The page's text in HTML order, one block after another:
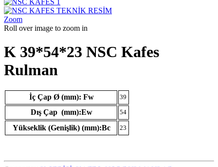
Zoom
Roll over image to zoom in
K 39*54*23 NSC Kafes
Rulman
İç Çap Ø (mm): Fw 39
Dış Çap (mm):Ew 54
Yükseklik (Genişlik) (mm):Bc 23